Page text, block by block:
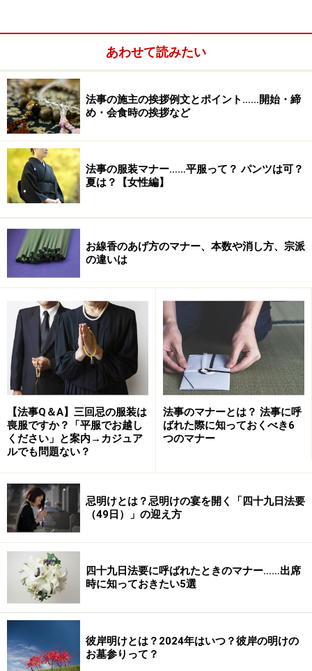
と。
十
日
祭
仏式の初七日。親族、知人を招き、神職による祭儀
を行います。
二
十
日
祭
一般的に省略されます。
三
十
日
祭
仏式の三十五日。
十
日
祭
一般的に省略されます。
五
十
日
祭
仏式の四十九日。忌明けとされます。
「清祓い（き
よはらい）の儀」の後に霊璽（れいじ） を御霊舎
（みたまや）に移してまつる合祀祭（ごうしさい）
も併せて行うことが多いようです。
※清祓い（きよはらい）の儀→神棚や御霊舎（みたま
や）に貼った白紙をはがす。
※霊璽（れいじ）→神道における霊のしるし。仏式の
位牌にあたります。
※御霊舎（みたまや）→仏式でいう仏壇にあたるも
の。祖先の霊が鎮まる霊璽を納めるところです。
百
日
死後百日目に行われます。
あわせて読みたい
法事の施主の挨拶例文とポイント……開始・締
め・会食時の挨拶など
法事の服装マナー……平服って？ パンツは可？
夏は？【女性編】
お線香のあげ方のマナー、本数や消し方、宗派
の違いは
【法事Q＆A】三回忌の服装は
喪服ですか？「平服でお越し
ください」と案内→カジュア
ルでも問題ない？
法事のマナーとは？ 法事に呼
ばれた際に知っておくべき6
つのマナー
忌明けとは？忌明けの宴を開く「四十九日法要
（49日）」の迎え方
四十九日法要に呼ばれたときのマナー……出席
時に知っておきたい5選
彼岸明けとは？2024年はいつ？彼岸の明けの
お墓参りって？